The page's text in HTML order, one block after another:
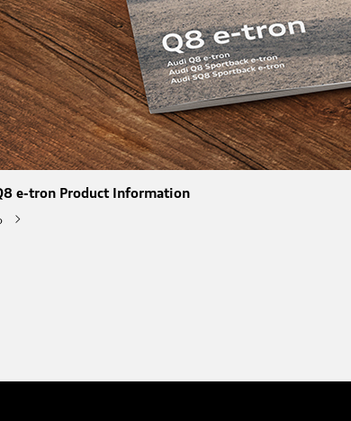
e-tron Product Information